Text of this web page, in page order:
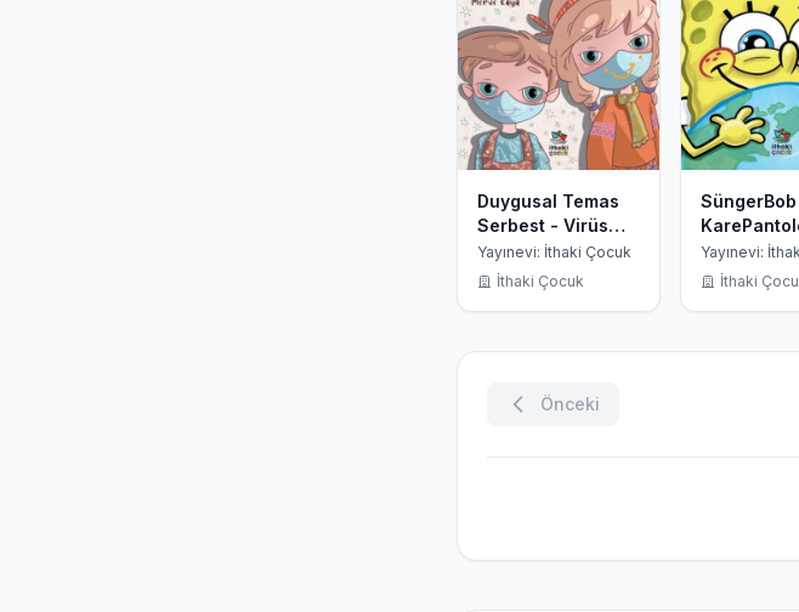
Duygusal Temas
Serbest - Virüs
Savaşçıları
İşbaşında!
Yayınevi: İthaki Çocuk
İthaki Çocuk
SüngerBob
Çevreci
Doğa Dostu
Yayınevi:
İthaki
Önceki